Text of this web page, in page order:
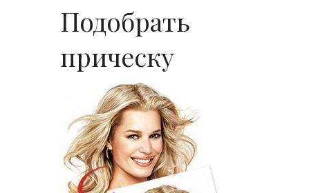
Подобрать
прическу